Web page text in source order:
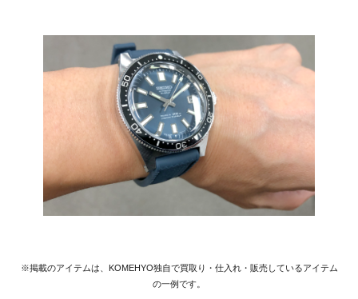
※掲載のアイテムは、KOMEHYO独自で買取り・仕入れ・販売しているアイテム
の一例です。